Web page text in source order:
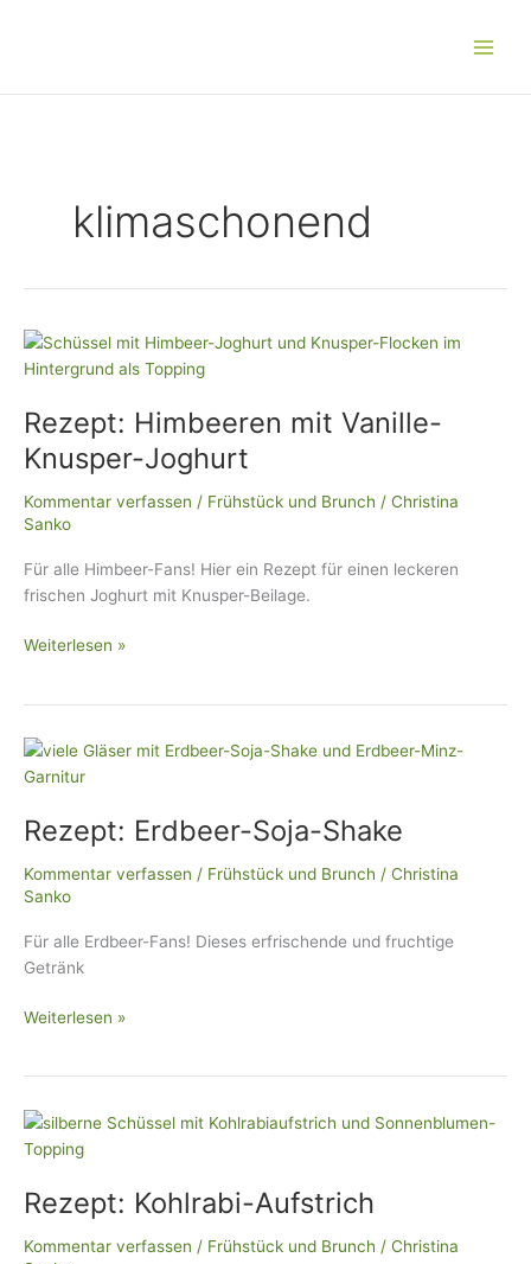
klimaschonend
Rezept: Himbeeren mit Vanille-
Knusper-Joghurt
Kommentar verfassen / Frühstück und Brunch / Christina
Sanko
Für alle Himbeer-Fans! Hier ein Rezept für einen leckeren
frischen Joghurt mit Knusper-Beilage.
Rezept:
Himbeeren
Vanille-
Knusper-
Joghurt
Weiterlesen »
Rezept: Erdbeer-Soja-Shake
Kommentar verfassen / Frühstück und Brunch / Christina
Sanko
Für alle Erdbeer-Fans! Dieses erfrischende und fruchtige
Getränk
Rezept:
Erdbeer-
Shake
Weiterlesen »
Rezept: Kohlrabi-Aufstrich
Kommentar verfassen / Frühstück und Brunch / Christina
Rezept:
Kohlrabi-